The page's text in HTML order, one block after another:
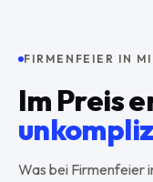
FIRMENFEIER IN
Im Preis
Was bei Firmenfeier